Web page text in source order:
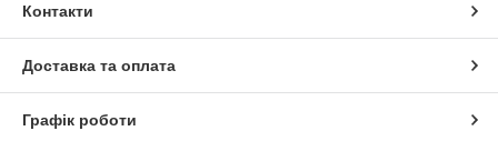
Контакти
Доставка та оплата
Графік роботи